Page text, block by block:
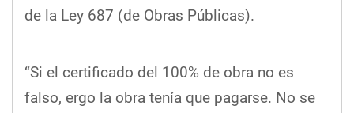
de la Ley 687 (de Obras Públicas).
“Si el certificado del 100% de obra no es
falso, ergo la obra tenía que pagarse. No se